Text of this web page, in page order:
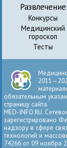
Развлечение
Конкурсы
Медицинский
гороскоп
Тесты
обязательным
страницу сайта.
MED-INFO.RU.
зарегистрировано
надзору в сфере
технологий и
74266 от 09 ноября